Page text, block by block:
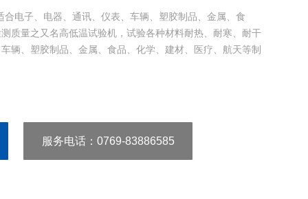
电子、电器、通讯、仪表、车辆、塑胶制品、金属、食
质量之又名高低温试验机，试验各种材料耐热、耐寒、耐干
辆、塑胶制品、金属、食品、化学、建材、医疗、航天等制
服务电话：0769-83886585